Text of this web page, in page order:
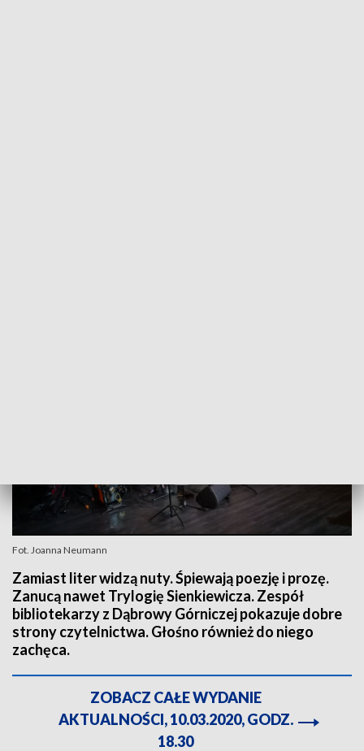
Fot. Joanna Neumann
Zamiast liter widzą nuty. Śpiewają poezję i prozę.
Zanucą nawet Trylogię Sienkiewicza. Zespół
bibliotekarzy z Dąbrowy Górniczej pokazuje dobre
strony czytelnictwa. Głośno również do niego
zachęca.
ZOBACZ CAŁE WYDANIE
AKTUALNOŚCI, 10.03.2020, GODZ.
18.30